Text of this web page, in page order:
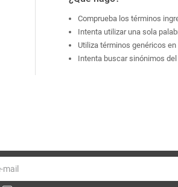
Comprueba los términos
Intenta utilizar una sola
Utiliza términos genéricos en
Intenta buscar sinónimos